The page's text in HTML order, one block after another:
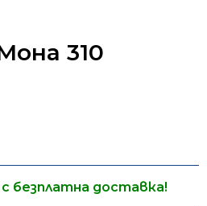
310
безплатна доставка!